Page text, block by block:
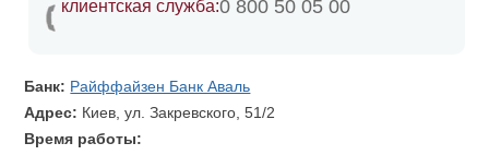
клиентская служба:0 800 50 05 00
Банк: Райффайзен Банк Аваль
Адрес: Киев, ул. Закревского, 51/2
Время работы: